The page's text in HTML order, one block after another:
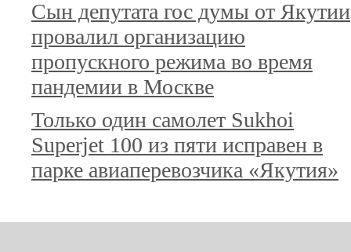
Сын депутата гос думы от Якутии
провалил организацию
пропускного режима во время
пандемии в Москве
Только один самолет Sukhoi
Superjet 100 из пяти исправен в
парке авиаперевозчика «Якутия»